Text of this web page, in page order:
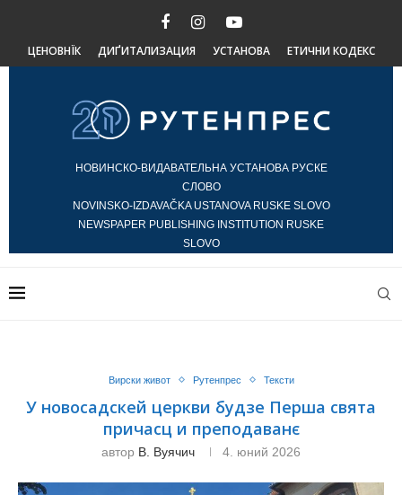
ЦЕНОВНЇК ДИҐИТАЛИЗАЦИЯ УСТАНОВА ЕТИЧНИ КОДЕКС
НОВИНСКО-ВИДАВАТЕЛЬНА УСТАНОВА РУСКЕ
СЛОВО
NOVINSKO-IZDAVAČKA USTANOVA RUSKE SLOVO
NEWSPAPER PUBLISHING INSTITUTION RUSKE
SLOVO
Вирски живот Рутенпрес Тексти
У новосадскей церкви будзе Перша свята
причасц и преподаванє
автор В. Вуячич 4. юний 2026